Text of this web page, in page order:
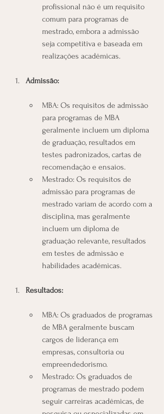
profissional não é um requisito
comum para programas de
mestrado, embora a admissão
seja competitiva e baseada em
realizações acadêmicas.
Admissão:
MBA: Os requisitos de admissão
para programas de MBA
geralmente incluem um diploma
de graduação, resultados em
testes padronizados, cartas de
recomendação e ensaios.
Mestrado: Os requisitos de
admissão para programas de
mestrado variam de acordo com a
disciplina, mas geralmente
incluem um diploma de
graduação relevante, resultados
em testes de admissão e
habilidades acadêmicas.
Resultados:
MBA: Os graduados de programas
de MBA geralmente buscam
cargos de liderança em
empresas, consultoria ou
empreendedorismo.
Mestrado: Os graduados de
programas de mestrado podem
seguir carreiras acadêmicas, de